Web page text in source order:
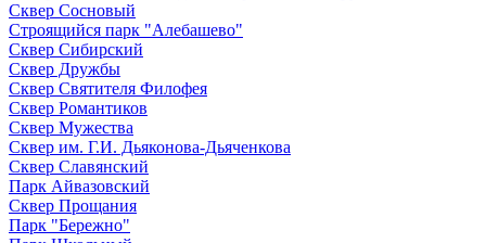
Сквер Сосновый
Строящийся парк "Алебашево"
Сквер Сибирский
Сквер Дружбы
Сквер Святителя Филофея
Сквер Романтиков
Сквер Мужества
Сквер им. Г.И. Дьяконова-Дьяченкова
Сквер Славянский
Парк Айвазовский
Сквер Прощания
Парк "Бережно"